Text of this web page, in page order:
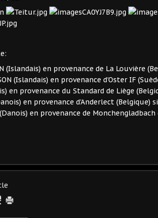
(Islandais) en provenance de La Louvière
(Islandais) en provenance d'Oster IF
en provenance du Standard de Liège
en provenance d'Anderlect (Belgique)
en provenance de Monchengladbach